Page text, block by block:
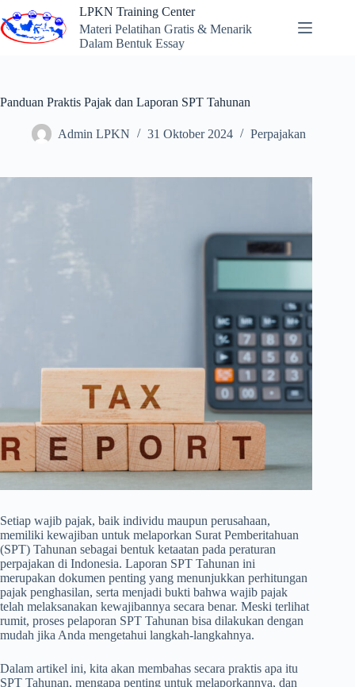
to
content
LPKN Training Center
Materi Pelatihan Gratis & Menarik
Dalam Bentuk Essay
Panduan Praktis Pajak dan Laporan SPT Tahunan
Admin LPKN 31 Oktober 2024 Perpajakan
Setiap wajib pajak, baik individu maupun perusahaan,
memiliki kewajiban untuk melaporkan Surat Pemberitahuan
(SPT) Tahunan sebagai bentuk ketaatan pada peraturan
perpajakan di Indonesia. Laporan SPT Tahunan ini
merupakan dokumen penting yang menunjukkan perhitungan
pajak penghasilan, serta menjadi bukti bahwa wajib pajak
telah melaksanakan kewajibannya secara benar. Meski terlihat
rumit, proses pelaporan SPT Tahunan bisa dilakukan dengan
mudah jika Anda mengetahui langkah-langkahnya.
Dalam artikel ini, kita akan membahas secara praktis apa itu
SPT Tahunan, mengapa penting untuk melaporkannya, dan